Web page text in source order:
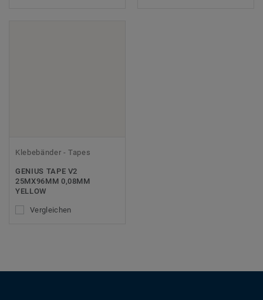
Klebebänder - Tapes
GENIUS TAPE V2
25MX96MM 0,08MM
YELLOW
Vergleichen